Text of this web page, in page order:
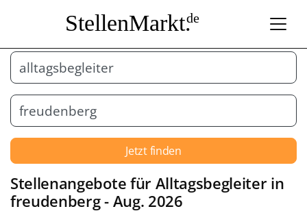
StellenMarkt.de
Jetzt finden
Stellenangebote für Alltagsbegleiter in
freudenberg- Aug. 2026